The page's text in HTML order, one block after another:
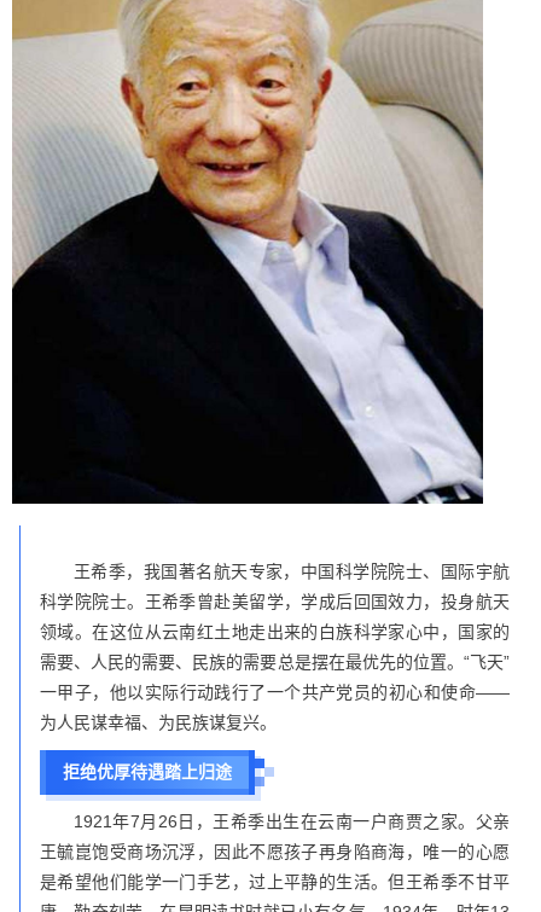
王希季，我国著名航天专家，中国科学院院士、国际宇航
科学院院士。王希季曾赴美留学，学成后回国效力，投身航天
领域。在这位从云南红土地走出来的白族科学家心中，国家的
需要、人民的需要、民族的需要总是摆在最优先的位置。“飞天”
一甲子，他以实际行动践行了一个共产党员的初心和使命——
为人民谋幸福、为民族谋复兴。
拒绝优厚待遇踏上归途
1921年7月26日，王希季出生在云南一户商贾之家。父亲
王毓崑饱受商场沉浮，因此不愿孩子再身陷商海，唯一的心愿
是希望他们能学一门手艺，过上平静的生活。但王希季不甘平